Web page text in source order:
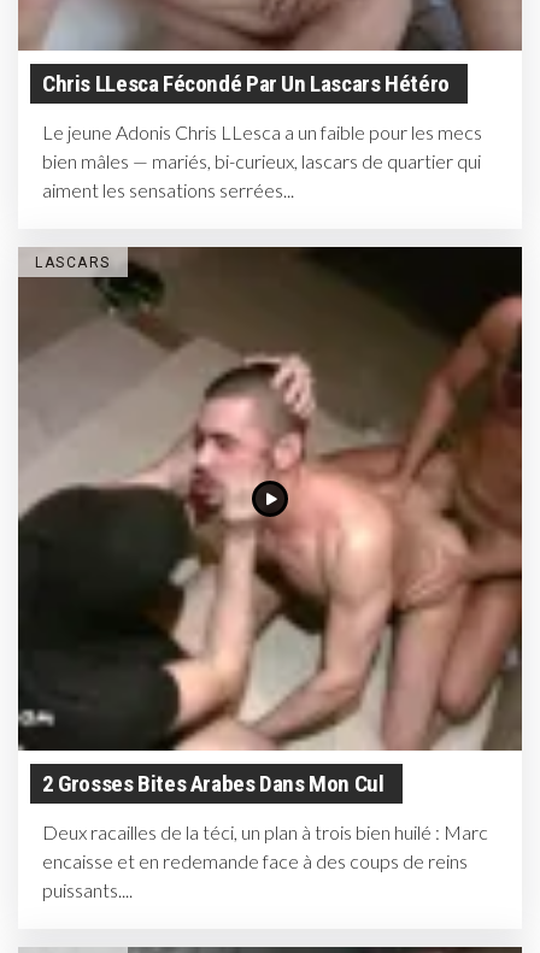
Chris LLesca Fécondé Par Un Lascars Hétéro
Le jeune Adonis Chris LLesca a un faible pour les mecs
bien mâles — mariés, bi-curieux, lascars de quartier qui
aiment les sensations serrées...
LASCARS
2 Grosses Bites Arabes Dans Mon Cul
Deux racailles de la téci, un plan à trois bien huilé : Marc
encaisse et en redemande face à des coups de reins
puissants....